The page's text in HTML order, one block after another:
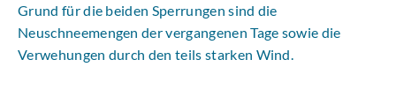
Grund für die beiden Sperrungen sind die
Neuschneemengen der vergangenen Tage sowie die
Verwehungen durch den teils starken Wind.